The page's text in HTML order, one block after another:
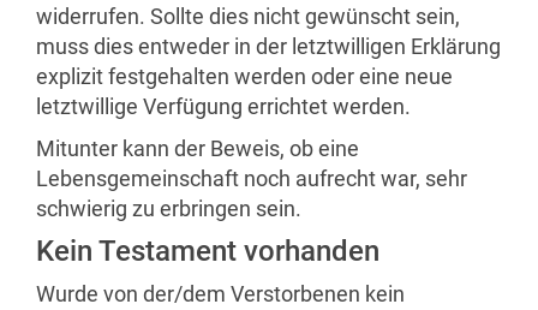
widerrufen. Sollte dies nicht gewünscht sein,
muss dies entweder in der letztwilligen Erklärung
explizit festgehalten werden oder eine neue
letztwillige Verfügung errichtet werden.
Mitunter kann der Beweis, ob eine
Lebensgemeinschaft noch aufrecht war, sehr
schwierig zu erbringen sein.
Kein Testament vorhanden
Wurde von der/dem Verstorbenen kein